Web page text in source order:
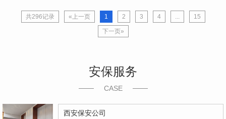
共296记录 «上一页 1 2 3 4 ... 15
下一页»
安保服务
CASE
西安保安公司